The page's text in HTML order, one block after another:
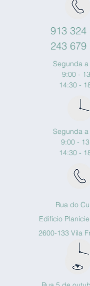
913 324
243 679
Segunda a
9:00 -
14:30 -
Segunda a
9:00 -
14:30 -
Rua do
Edifício
2600-133 Vila